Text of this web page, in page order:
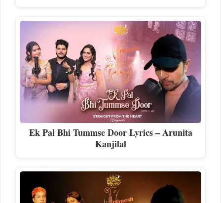
Ek Pal Bhi Tummse Door Lyrics – Arunita
Kanjilal